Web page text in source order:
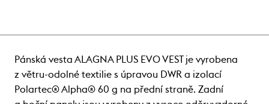
Pánská vesta ALAGNA PLUS EVO VEST je vyrobena
z větru-odolné textilie s úpravou DWR a izolací
Polartec® Alpha® 60 g na přední straně. Zadní